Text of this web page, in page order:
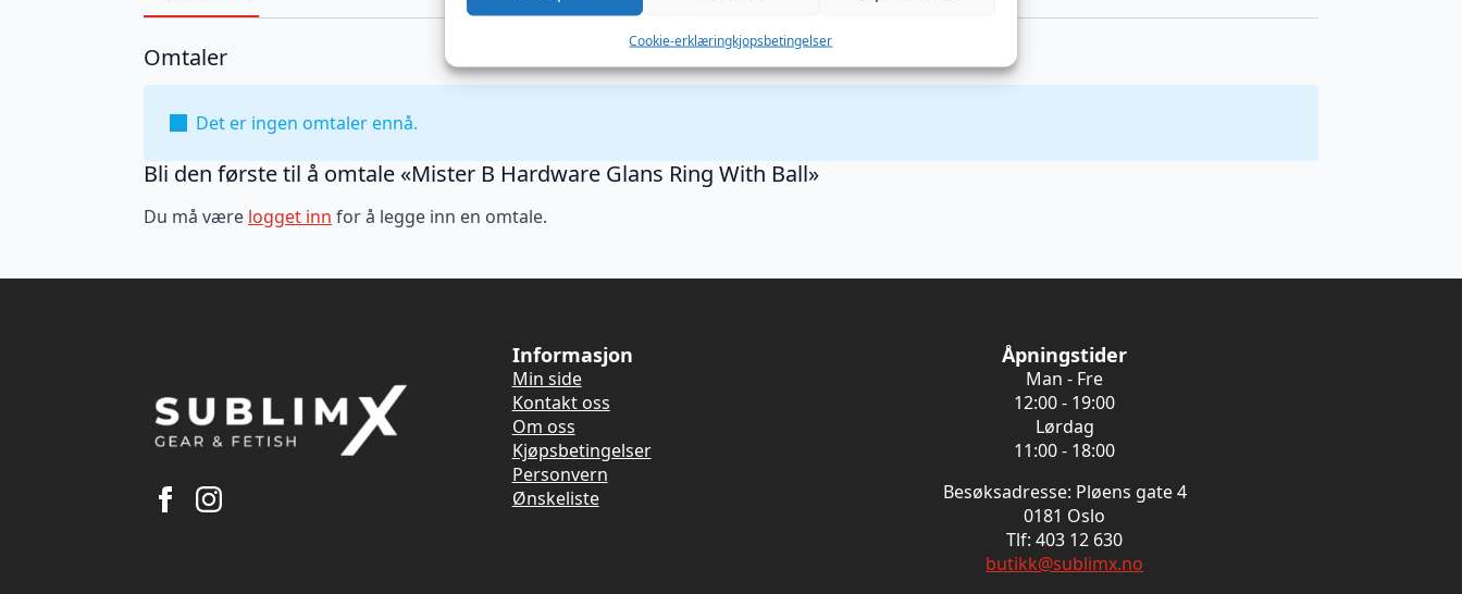
Cookie-erklæringkjopsbetingelser
Omtaler
Det er ingen omtaler ennå.
Bli den første til å omtale «Mister B Hardware Glans Ring With Ball»
Du må være logget inn for å legge inn en omtale.
Informasjon
Min side
Kontakt oss
Om oss
Kjøpsbetingelser
Personvern
Ønskeliste
Åpningstider
Man - Fre
12:00 - 19:00
Lørdag
11:00 - 18:00
Besøksadresse: Pløens gate 4
0181 Oslo
Tlf: 403 12 630
butikk@sublimx.no